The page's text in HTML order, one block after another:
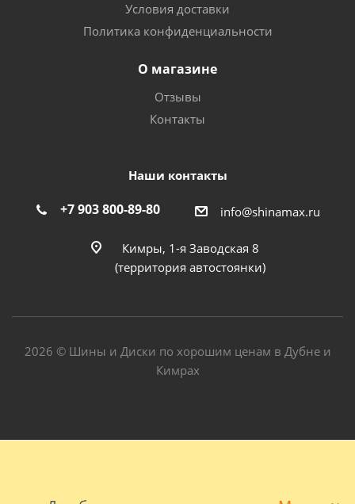
Условия доставки
Политика конфиденциальности
О магазине
Отзывы
Контакты
Наши контакты
+7 903 800-89-80 info@shinamax.ru
Кимры, 1-я Заводская 8
(территория автостоянки)
2026 © Шины и Диски по хорошим ценам в Дубне и
Кимрах